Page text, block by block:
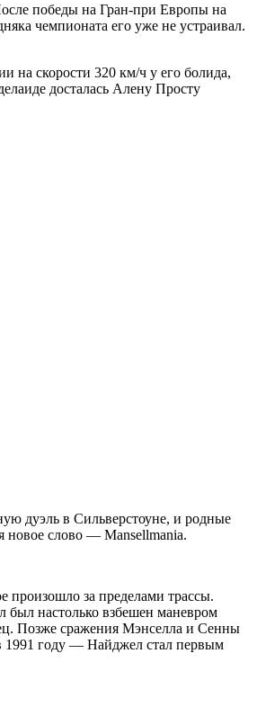
победы на Гран-при Европы на
чемпионата его уже не устраивал.
на скорости 320 км/ч у его болида,
досталась Алену Просту
дуэль в Сильверстоуне, и родные
новое слово — Mansellmania.
произошло за пределами трассы.
был настолько взбешен маневром
Позже сражения Мэнселла и Сенны
1991 году — Найджел стал первым